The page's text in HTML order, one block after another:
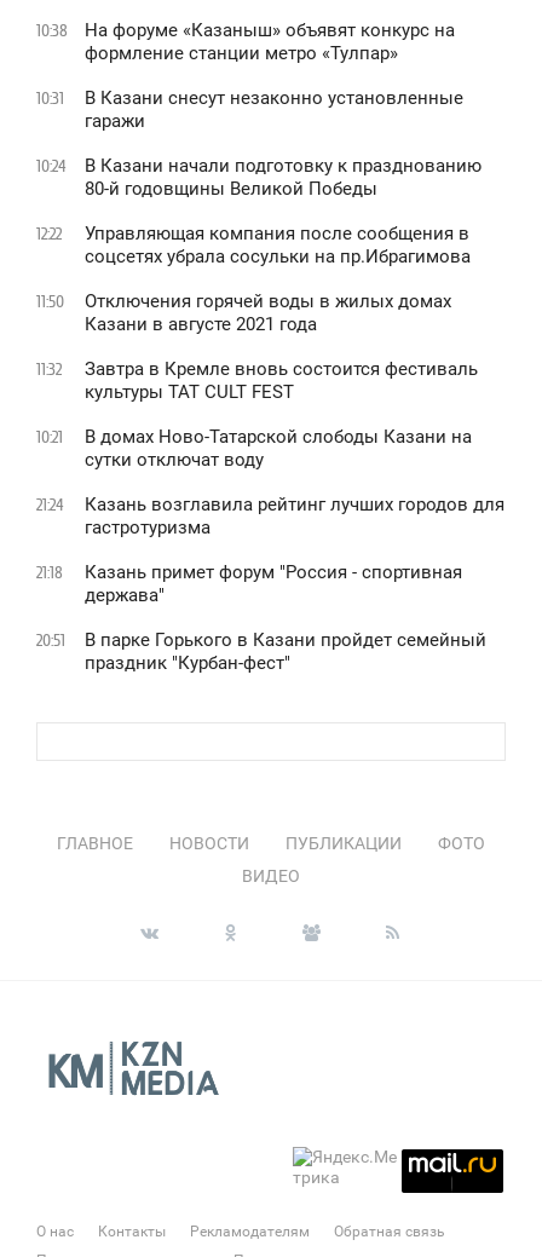
10:38
На форуме «Казаныш» объявят конкурс на
формление станции метро «Тулпар»
10:31
В Казани снесут незаконно установленные
гаражи
10:24
В Казани начали подготовку к празднованию
80-й годовщины Великой Победы
12:22
Управляющая компания после сообщения в
соцсетях убрала сосульки на пр.Ибрагимова
11:50
Отключения горячей воды в жилых домах
Казани в августе 2021 года
11:32
Завтра в Кремле вновь состоится фестиваль
культуры TAT CULT FEST
10:21
В домах Ново-Татарской слободы Казани на
сутки отключат воду
21:24
Казань возглавила рейтинг лучших городов для
гастротуризма
21:18
Казань примет форум "Россия - спортивная
держава"
20:51
В парке Горького в Казани пройдет семейный
праздник "Курбан-фест"
ГЛАВНОЕ НОВОСТИ ПУБЛИКАЦИИ
ФОТО
ВИДЕО
О нас Контакты Рекламодателям
Обратная связь